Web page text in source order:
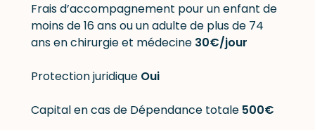
Frais d’accompagnement pour un enfant de
moins de 16 ans ou un adulte de plus de 74
ans en chirurgie et médecine 30€/jour
Protection juridique Oui
Capital en cas de Dépendance totale 500€